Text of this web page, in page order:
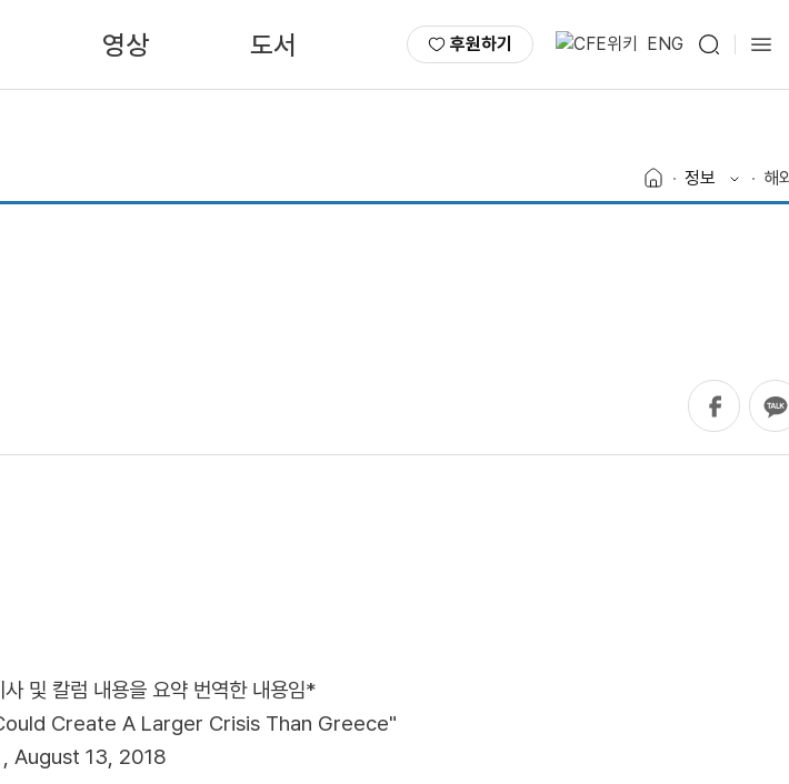
영상 도서 후원하기 ENG
정보 해
및 칼럼 내용을 요약 번역한 내용임*
Create A Larger Crisis Than Greece"
, August 13, 2018